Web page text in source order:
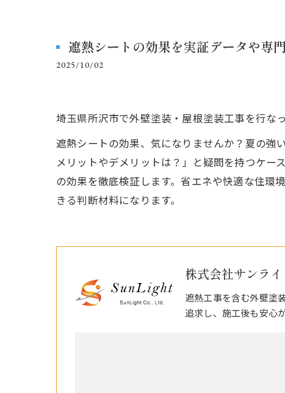
遮熱シートの効果を実証データや専
2025/10/02
埼玉県所沢市で外壁塗装・屋根塗装工事を行な
遮熱シートの効果、気になりませんか？夏の強
メリットやデメリットは？」と疑問を持つケー
の効果を徹底検証します。省エネや快適な住環
きる判断材料になります。
株式会社サンライ
遮熱工事を含む外壁塗
追求し、施工後も安心